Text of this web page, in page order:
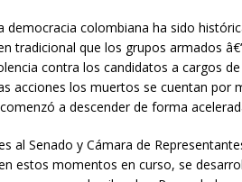
democracia colombiana ha sido
tradicional que los grupos armados
contra los candidatos a cargos
acciones los muertos se cuentan por
a descender de forma
al Senado y Cámara de
estos momentos en curso, se